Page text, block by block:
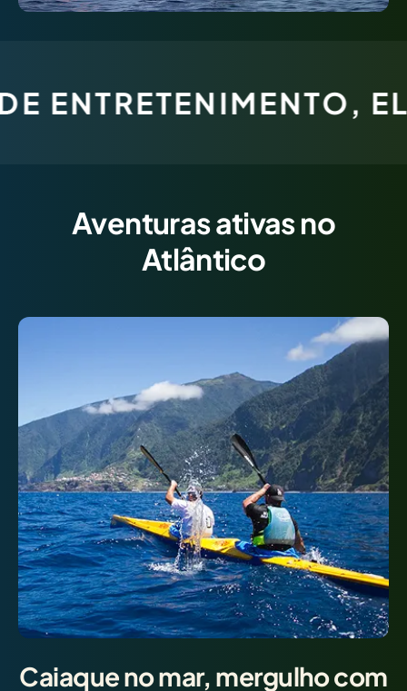
ELE
Aventuras ativas no
Atlântico
Caiaque no mar, mergulho com